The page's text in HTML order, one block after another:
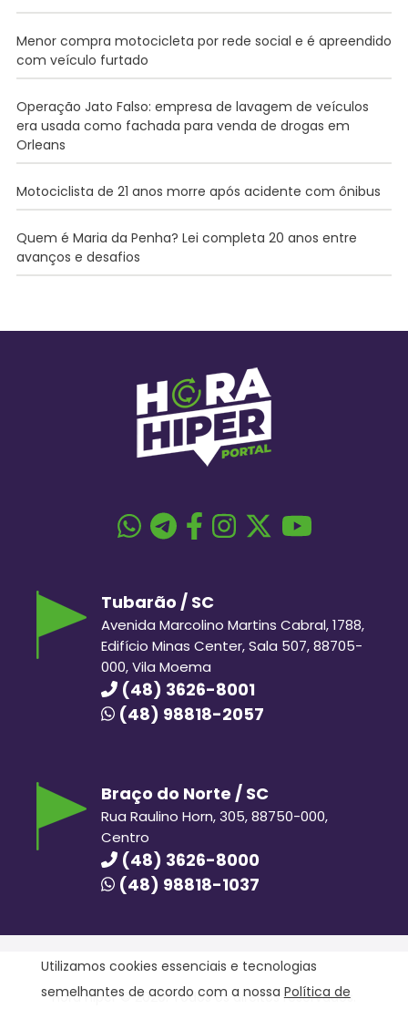
Menor compra motocicleta por rede social e é apreendido
com veículo furtado
Operação Jato Falso: empresa de lavagem de veículos
era usada como fachada para venda de drogas em
Orleans
Motociclista de 21 anos morre após acidente com ônibus
Quem é Maria da Penha? Lei completa 20 anos entre
avanços e desafios
Tubarão / SC
Avenida Marcolino Martins Cabral, 1788,
Edifício Minas Center, Sala 507, 88705-
000, Vila Moema
(48) 3626-8001
(48) 98818-2057
Braço do Norte / SC
Rua Raulino Horn, 305, 88750-000,
Centro
(48) 3626-8000
(48) 98818-1037
Hora Hiper © 2020. Todos os direitos reservados.
Utilizamos cookies essenciais e tecnologias
semelhantes de acordo com a nossa Política de